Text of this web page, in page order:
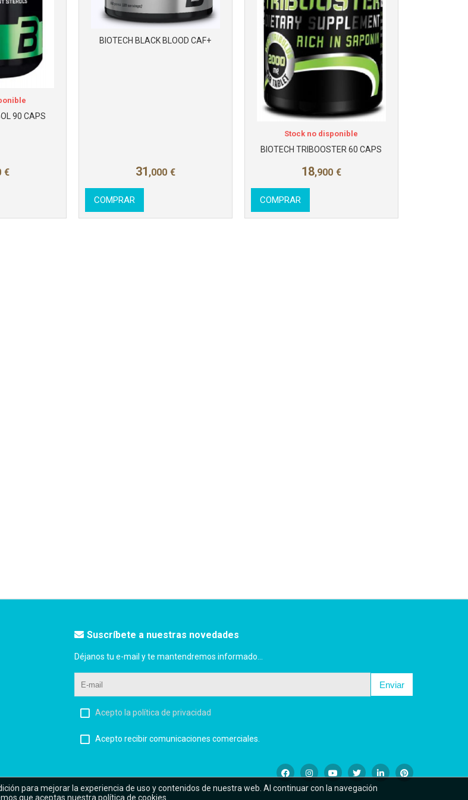
90 CAPS
€
BIOTECH BLACK BLOOD CAF+
31 ,000 €
COMPRAR
BIOTECH TRIBOOSTER 60 CAPS
18,900 €
Stock no disponible
COMPRAR
Suscríbete a nuestras novedades
Déjanos tu e-mail y te mantendremos informado...
Enviar
Acepto la política de privacidad
Acepto recibir comunicaciones comerciales.
para mejorar la experiencia de uso y contenidos de nuestra web. Al continuar con la navegación
que aceptas nuestra política de cookies.